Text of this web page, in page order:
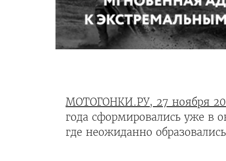
МОТОГОНКИ.РУ, 27 ноября
года сформировались уже в
где неожиданно